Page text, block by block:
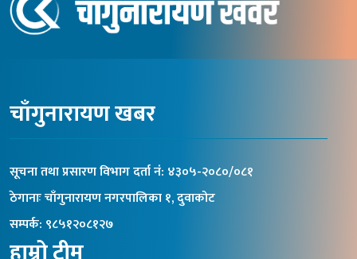
चाँगुनारायण खबर
सूचना तथा प्रसारण विभाग दर्ता नंं: ४३०५-२०८०/०८१
ठेगानाः चाँगुनारायण नगरपालिका १, दुवाकोट
सम्पर्क: ९८५१२०८१२७